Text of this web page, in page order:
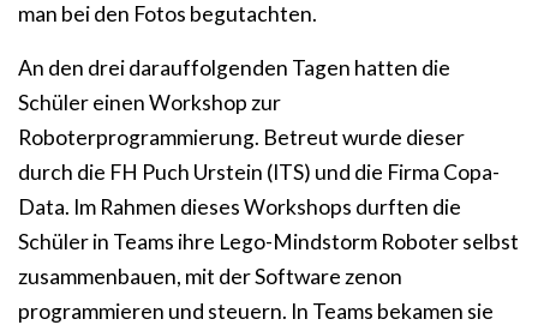
man bei den Fotos begutachten.
An den drei darauffolgenden Tagen hatten die
Schüler einen Workshop zur
Roboterprogrammierung. Betreut wurde dieser
durch die FH Puch Urstein (ITS) und die Firma Copa-
Data. Im Rahmen dieses Workshops durften die
Schüler in Teams ihre Lego-Mindstorm Roboter selbst
zusammenbauen, mit der Software zenon
programmieren und steuern. In Teams bekamen sie